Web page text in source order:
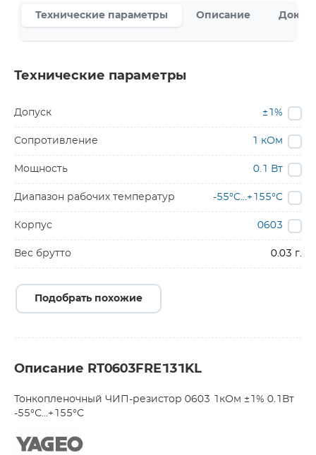
Технические параметры Описание
Технические параметры
Допуск ±1%
Сопротивление 1 кОм
Мощность 0.1 Вт
Диапазон рабочих температур -55°C...+155°C
Корпус 0603
Вес брутто 0.03 г.
Подобрать похожие
Описание RT0603FRE131KL
Тонкопленочный ЧИП-резистор 0603 1кОм ±1% 0.1Вт
-55°С...+155°С